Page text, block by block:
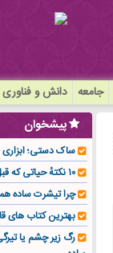
جامعه دانش و فناوری
پیشخوان
ساک دستی؛ ابزاری
۱۰ نکتهٔ حیاتی که قبل از کاشت ایمپلنت باید بدانید!
چرا تیشرت ساده
بهترین کتاب های
رگ زیر چشم یا